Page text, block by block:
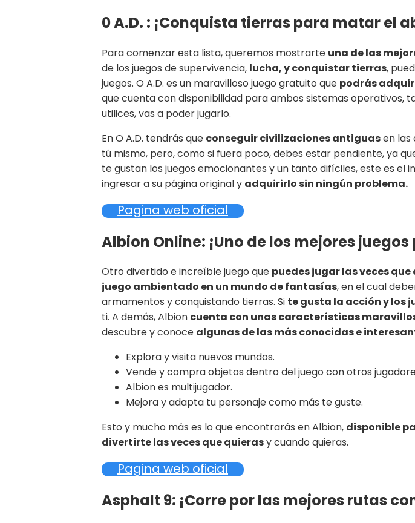
0 A.D. : ¡Conquista tierras para matar el
Para comenzar esta lista, queremos mostrarte una de las
de los juegos de supervivencia, lucha, y conquistar tierras,
juegos. O A.D. es un maravilloso juego gratuito que podrás
que cuenta con disponibilidad para ambos sistemas operativos,
utilices, vas a poder jugarlo.
En O A.D. tendrás que conseguir civilizaciones antiguasen las
tú mismo, pero, como si fuera poco, debes estar pendiente, ya
te gustan los juegos emocionantes y un tanto difíciles, este es
ingresar a su página original y adquirirlo sin ningún problema.
Pagina web oficial
Albion Online: ¡Uno de los mejores
Otro divertido e increíble juego que puedes jugar las veces que
juego ambientado en un mundo de fantasías, en el cual
armamentos y conquistando tierras. Si te gusta la acción y los
ti. A demás, Albion cuenta con unas características
descubre y conoce algunas de las más conocidas e
Explora y visita nuevos mundos.
Vende y compra objetos dentro del juego con otros
Albion es multijugador.
Mejora y adapta tu personaje como más te guste.
Esto y mucho más es lo que encontrarás en Albion, disponible
divertirte las veces que quierasy cuando quieras.
Pagina web oficial
Asphalt 9: ¡Corre por las mejores rutas